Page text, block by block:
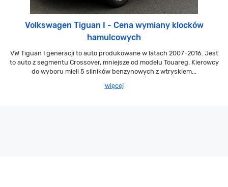
Volkswagen Tiguan I - Cena wymiany klocków
hamulcowych
VW Tiguan I generacji to auto produkowane w latach 2007-2016. Jest
to auto z segmentu Crossover, mniejsze od modelu Touareg. Kierowcy
do wyboru mieli 5 silników benzynowych z wtryskiem...
więcej